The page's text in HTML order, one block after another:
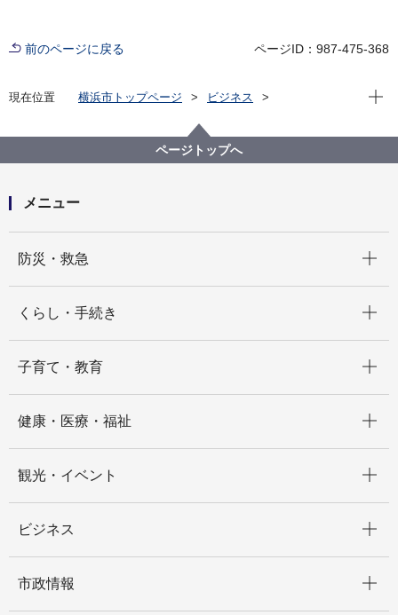
前のページに戻る ページID：987-475-368
現在位置 横浜市トップページ
ビジネス
公共建築物の脱炭素化の取組
ESCO事業実施施設
地域ケアプラザ等LED化ESCO事業
現在
ページトップへ
メニュー
防災・救急
くらし・手続き
子育て・教育
健康・医療・福祉
観光・イベント
ビジネス
市政情報